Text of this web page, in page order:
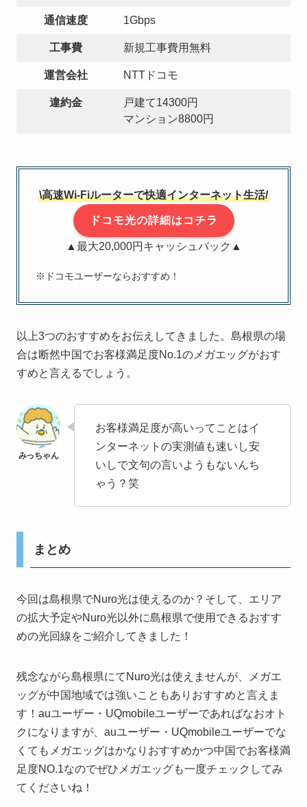
通信速度 1Gbps
工事費 新規工事費用無料
運営会社 NTTドコモ
違約金
戸建て14300円
マンション8800円
\高速Wi-Fiルーターで快適インターネット生活/
ドコモ光の詳細はコチラ
▲最大20,000円キャッシュバック▲
※ドコモユーザーならおすすめ！
以上3つのおすすめをお伝えしてきました。島根県の場
合は断然中国でお客様満足度No.1のメガエッグがおす
すめと言えるでしょう。
お客様満足度が高いってことはイ
ンターネットの実測値も速いし安
いしで文句の言いようもないんち
ゃう？笑
まとめ
今回は島根県でNuro光は使えるのか？そして、エリア
の拡大予定やNuro光以外に島根県で使用できるおすす
めの光回線をご紹介してきました！
残念ながら島根県にてNuro光は使えませんが、メガエ
ッグが中国地域では強いこともありおすすめと言えま
す！auユーザー・UQmobileユーザーであればなおオト
クになりますが、auユーザー・UQmobileユーザーでな
くてもメガエッグはかなりおすすめかつ中国でお客様満
足度NO.1なのでぜひメガエッグも一度チェックしてみ
てくださいね！